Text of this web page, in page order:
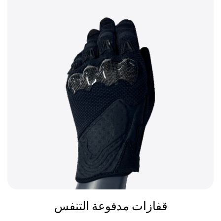
الحماية ودعم المعصم. مع ميزات مختلفة مثل القدرة على
التنفس، والتحمل، وملاءمة التكييف، يتم تصميمها لتلبية
احتياجات الرياضيين في مختلف الألعاب الرياضية، وضمان
أدائهم على المستوى المثالي مع الحد من خطر الإصابة.
سواء كنت ترفع الاثقال او تركب الدراجة، فإن الاستثمار في
زوج جيد من القفازات يمكن ان يعزز بشكل كبير من ادائك
قفازات مدفوعة التنفس